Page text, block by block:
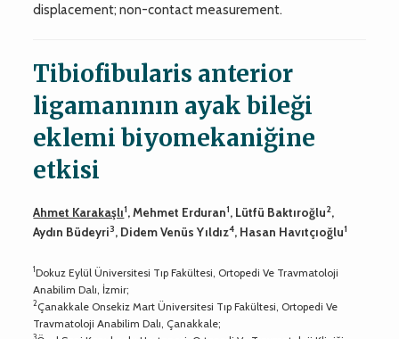
displacement; non-contact measurement.
Tibiofibularis anterior
ligamanının ayak bileği
eklemi biyomekaniğine
etkisi
Ahmet Karakaşlı1, Mehmet Erduran1, Lütfü Baktıroğlu2,
Aydın Büdeyri3, Didem Venüs Yıldız4, Hasan Havıtçıoğlu1
1Dokuz Eylül Üniversitesi Tıp Fakültesi, Ortopedi Ve Travmatoloji
Anabilim Dalı, İzmir;
2Çanakkale Onsekiz Mart Üniversitesi Tıp Fakültesi, Ortopedi Ve
Travmatoloji Anabilim Dalı, Çanakkale;
3